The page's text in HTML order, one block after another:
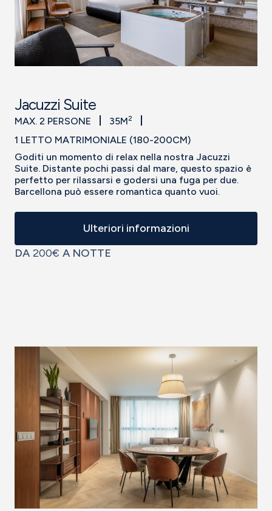
Jacuzzi Suite
Goditi un momento di relax nella nostra Jacuzzi
Suite. Distante pochi passi dal mare, questo spazio è
perfetto per rilassarsi e godersi una fuga per due.
Barcellona può essere romantica quanto vuoi.
Ulteriori informazioni
MAX. 2 PERSONE 35M2
1 LETTO MATRIMONIALE (180-200CM)
DA 200€ A NOTTE